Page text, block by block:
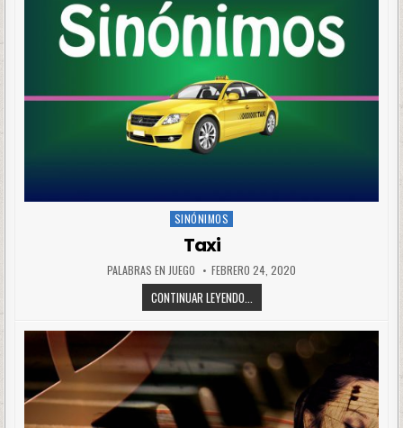
Posted
SINÓNIMOS
Taxi
PALABRAS EN JUEGO FEBRERO 24, 2020
CONTINUAR LEYENDO...